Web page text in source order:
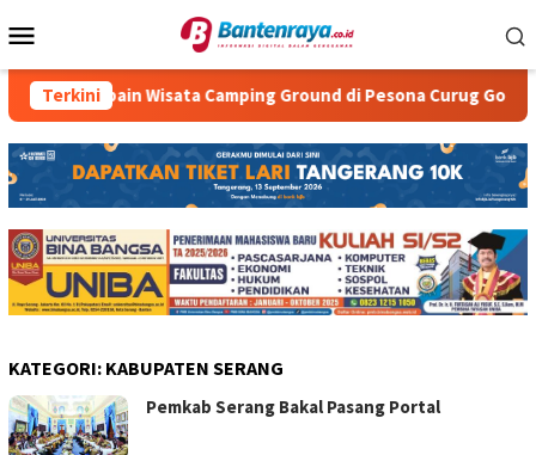
ke
Mobile
Terkini
Yuk Cobain Wisata Camping Ground di Pesona Curug Goong
KATEGORI: KABUPATEN SERANG
Pemkab Serang Bakal Pasang Portal